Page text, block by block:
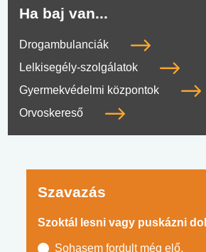
Ha baj van...
Drogambulanciák
Lelkisegély-szolgálatok
Gyermekvédelmi központok
Orvoskereső
Szavazás
Szoktál lesni vagy puskázni
Sohasem fordult még elő.